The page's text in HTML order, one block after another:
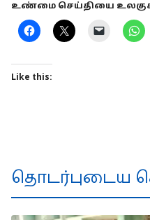
உண்மை செய்தியை
Like this:
தொடர்புடைய